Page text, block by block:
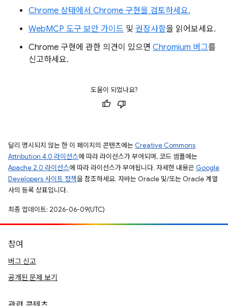
Chrome 상태에서 Chrome 구현을 검토하세요.
WebMCP 도구 보안 가이드 및 권장사항을 읽어보세요.
Chrome 구현에 관한 의견이 있으면 Chromium 버그를
신고하세요.
도움이 되었나요?
달리 명시되지 않는 한 이 페이지의 콘텐츠에는 Creative Commons
Attribution 4.0 라이선스에 따라 라이선스가 부여되며, 코드 샘플에는
Apache 2.0 라이선스에 따라 라이선스가 부여됩니다. 자세한 내용은 Google
Developers 사이트 정책을 참조하세요. 자바는 Oracle 및/또는 Oracle 계열
사의 등록 상표입니다.
최종 업데이트: 2026-06-09(UTC)
참여
버그 신고
공개된 문제 보기